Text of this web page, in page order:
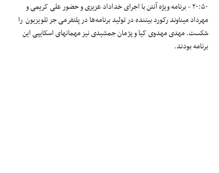
۲۰:۵۰ - برنامه ویژه آنتن با اجرای خداداد عزیزی و حضور علی کریمی و
مهرداد میناوند رکورد بیننده در تولید برنامه‌ها در پلتفرمی جز تلویزیون را
شکست. مهدی مهدوی کیا و پژمان جمشیدی نیز مهمانهای اسکایپی این
برنامه بودند.